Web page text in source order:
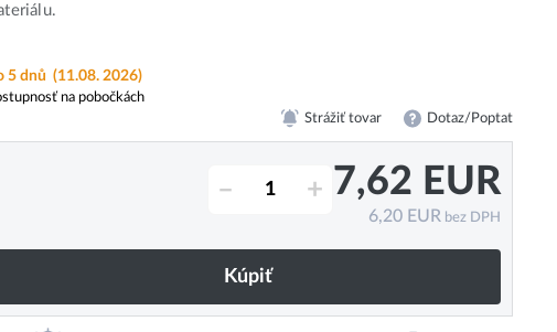
5 dnů (11.08. 2026)
na pobočkách
Strážiť tovar Dotaz/Poptat
– + 7,62 EUR
6,20 EUR bez DPH
Kúpiť